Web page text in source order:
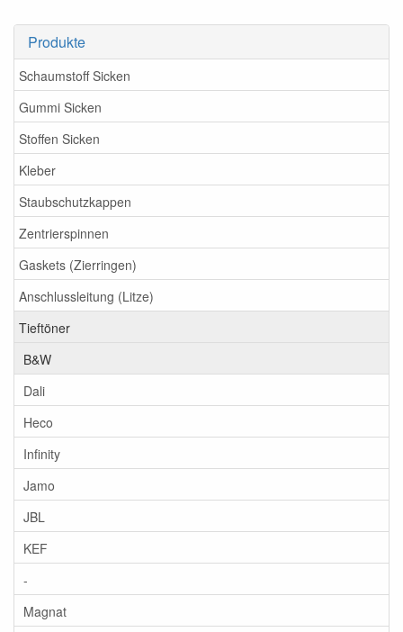
Produkte
Schaumstoff Sicken
Gummi Sicken
Stoffen Sicken
Kleber
Staubschutzkappen
Zentrierspinnen
Gaskets (Zierringen)
Anschlussleitung (Litze)
Tieftöner
B&W
Dali
Heco
Infinity
Jamo
JBL
KEF
-
Magnat